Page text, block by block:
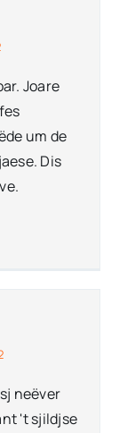
Joare
um de
Dis
neëver
't sjildjse